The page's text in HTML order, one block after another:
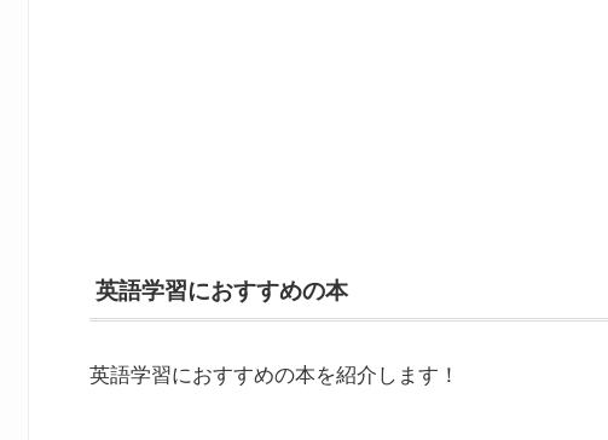
英語学習におすすめの本
英語学習におすすめの本を紹介します！